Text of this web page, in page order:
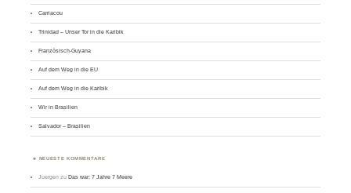
Carriacou
Trinidad – Unser Tor in die Karibik
Französisch-Guyana
Auf dem Weg in die EU
Auf dem Weg in die Karibik
Wir in Brasilien
Salvador – Brasilien
NEUESTE KOMMENTARE
Juergen zuDas war: 7 Jahre 7 Meere